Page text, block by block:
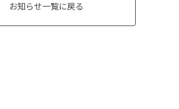
お知らせ一覧に戻る